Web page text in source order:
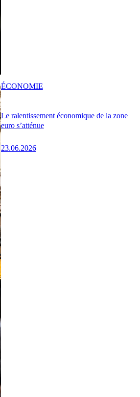
Le ralentissement économique de la zone
euro s’atténue
23.06.2026
ÉCONOMIE